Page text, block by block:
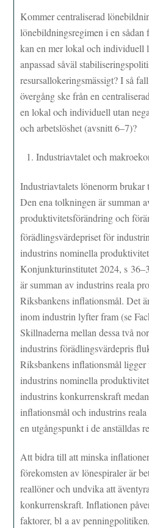
Kommer centraliserad
lönebildningsregimen i en
kan en mer lokal och individuell
anpassad såväl
resursallokeringsmässigt? I så
övergång ske från en
en lokal och individuell utan
och arbetslöshet (avsnitt 6–7)?
Industriavtalet och
Industriavtalets lönenorm brukar
Den ena tolkningen är summan
produktivitetsförändring och
förädlingsvärdepriset för
industrins nominella
Konjunkturinstitutet 2024, s
är summan av industrins reala
Riksbankens inflationsmål. Det
inom industrin lyfter fram (se
Skillnaderna mellan dessa två
industrins förädlingsvärdepris
Riksbankens inflationsmål ligger
industrins nominella
industrins konkurrenskraft
inflationsmål och industrins
en utgångspunkt i de anställdas
Att bidra till att minska
förekomsten av lönespiraler är
reallöner och undvika att
konkurrenskraft. Inflationen
faktorer, bl a av